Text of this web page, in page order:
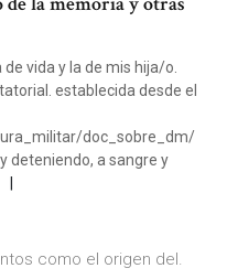
vida y la de mis hija/o.
establecida desde el
doc_sobre_dm/
deteniendo, a sangre y
como el origen del.